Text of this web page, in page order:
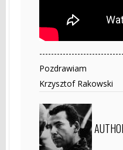
Pozdrawiam
Krzysztof Rakowski